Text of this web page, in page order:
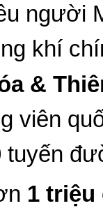
người
khí
&
viên
tuyến
1 triệu